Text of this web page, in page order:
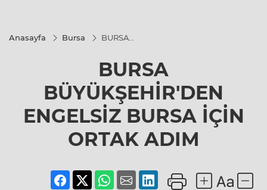
Anasayfa Bursa
BURSA
İÇİN ORTAK ADIM
BURSA
BÜYÜKŞEHİR'DEN
ENGELSİZ BURSA İÇİN
ORTAK ADIM